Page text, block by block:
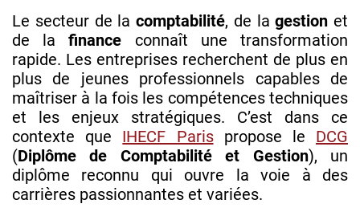
Le secteur de la comptabilité, de lagestion et
de lafinance connaît une transformation
rapide. Les entreprises recherchent de plus en
plus de jeunes professionnels capables de
maîtriser à la fois les compétences techniques
et les enjeux stratégiques. C’est dans ce
contexte que IHECF Parispropose le DCG
(Diplôme de Comptabilité et Gestion), un
diplôme reconnu qui ouvre la voie à des
carrières passionnantes et variées.